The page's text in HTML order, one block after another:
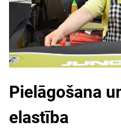
Pielāgošana
elastība